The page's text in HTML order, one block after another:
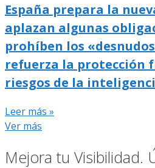
España prepara la
aplazan algunas
prohíben los
refuerza la protección
riesgos de la
Leer más »
Ver más
Mejora tu Visibilidad.